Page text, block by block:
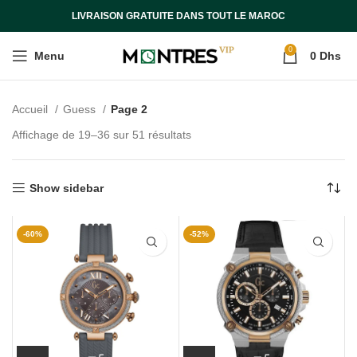
LIVRAISON GRATUITE DANS TOUT LE MAROC
Menu 0 0 Dhs
Accueil Guess
Page 2
Affichage de 19–36 sur 51 résultats
Show sidebar
-60% -52%